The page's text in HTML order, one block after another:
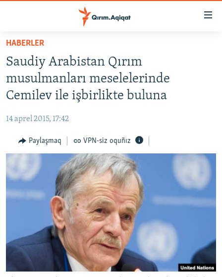
Esas
qaytmaq
Baş
navigatsiyağa
qaytmaq
Qıdıruvğa
qaytmaq
HABERLER
SİYASET
İQTİSADİYAT
MEDENİYET
İNSAN AQLARI
SÜRET
BLOGLAR
Русский
Українською
HABERLER
Saudiy Arabistan Qırım
musulmanları meselelerinde
Cemilev ile işbirlikte buluna
14 aprel 2015, 17:42
Paylaşmaq VPN-siz oquñız